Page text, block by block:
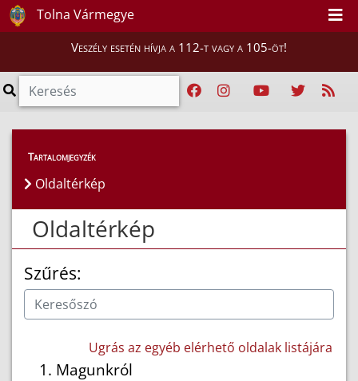
Tolna Vármegye
Veszély esetén hívja a 112-t vagy a 105-öt!
Tartalomjegyzék
Oldaltérkép
Oldaltérkép
Szűrés:
Ugrás az egyéb elérhető oldalak listájára
Magunkról